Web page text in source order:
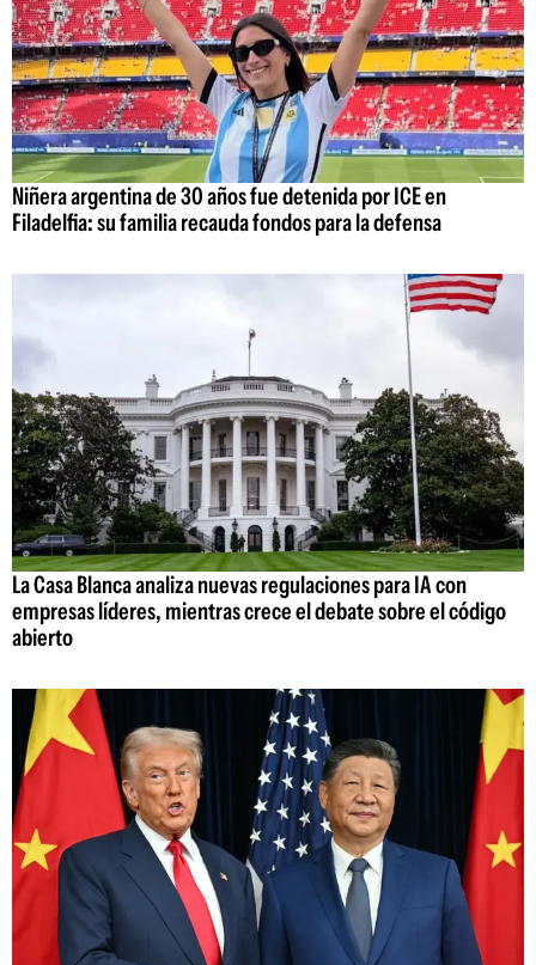
Niñera argentina de 30 años fue detenida por ICE en
Filadelfia: su familia recauda fondos para la defensa
La Casa Blanca analiza nuevas regulaciones para IA con
empresas líderes, mientras crece el debate sobre el código
abierto